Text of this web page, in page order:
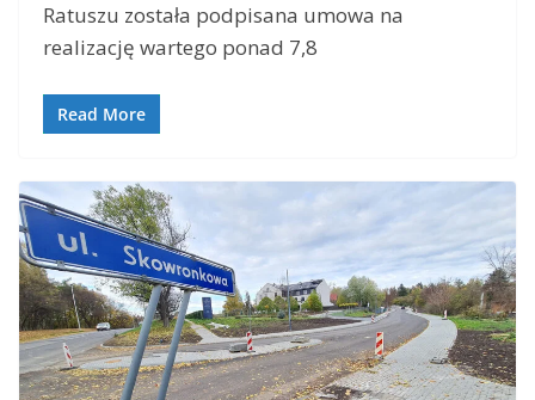
Ratuszu została podpisana umowa na
realizację wartego ponad 7,8
Read More